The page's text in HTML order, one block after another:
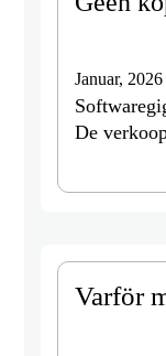
Januar, 2026
De
Varför